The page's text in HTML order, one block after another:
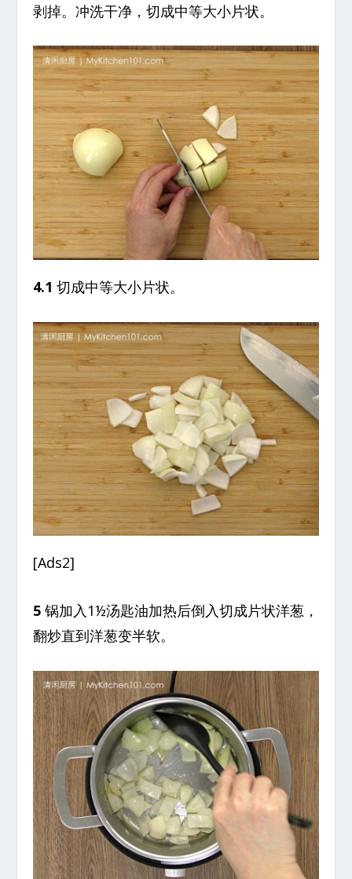
剥掉。冲洗干净，切成中等大小片状。
4.1 切成中等大小片状。
[Ads2]
5 锅加入1½汤匙油加热后倒入切成片状洋葱，
翻炒直到洋葱变半软。